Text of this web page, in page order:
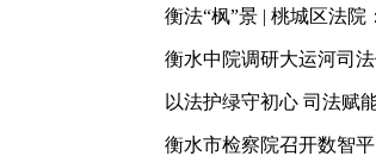
衡法“枫”景 | 桃城区法院
衡水中院调研大运河司
以法护绿守初心 司法赋
衡水市检察院召开数智